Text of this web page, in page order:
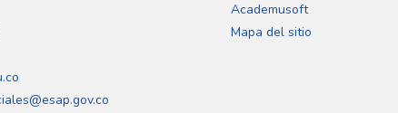
Academusoft
Mapa del sitio